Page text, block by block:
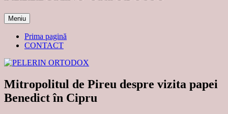
Meniu
Prima pagină
CONTACT
Mitropolitul de Pireu despre vizita papei
Benedict în Cipru